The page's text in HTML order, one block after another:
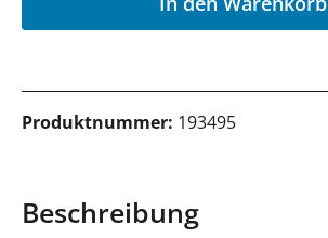
Produktnummer: 193495
Beschreibung